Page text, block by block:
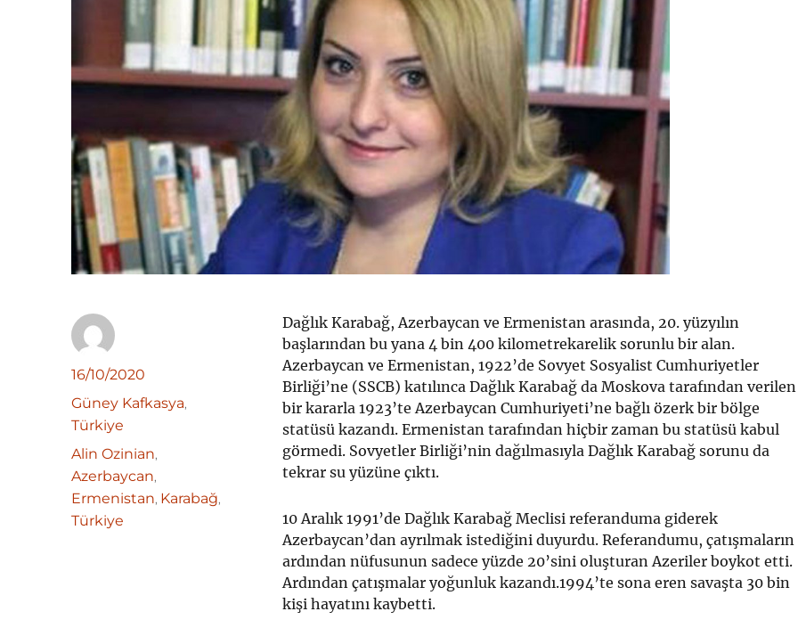
Dağlık Karabağ, Azerbaycan ve Ermenistan arasında, 20. yüzyılın
başlarından bu yana 4 bin 400 kilometrekarelik sorunlu bir alan.
Azerbaycan ve Ermenistan, 1922’de Sovyet Sosyalist Cumhuriyetler
Birliği’ne (SSCB) katılınca Dağlık Karabağ da Moskova tarafından verilen
bir kararla 1923’te Azerbaycan Cumhuriyeti’ne bağlı özerk bir bölge
statüsü kazandı. Ermenistan tarafından hiçbir zaman bu statüsü kabul
görmedi. Sovyetler Birliği’nin dağılmasıyla Dağlık Karabağ sorunu da
tekrar su yüzüne çıktı.
10 Aralık 1991’de Dağlık Karabağ Meclisi referanduma giderek
Azerbaycan’dan ayrılmak istediğini duyurdu. Referandumu, çatışmaların
ardından nüfusunun sadece yüzde 20’sini oluşturan Azeriler boykot etti.
Ardından çatışmalar yoğunluk kazandı.1994’te sona eren savaşta 30 bin
kişi hayatını kaybetti.
Yazar
Yayın
16/10/2020
Kategoriler
Güney Kafkasya,
Türkiye
Etiketler
Alin Ozinian,
Azerbaycan,
Ermenistan, Karabağ,
Türkiye